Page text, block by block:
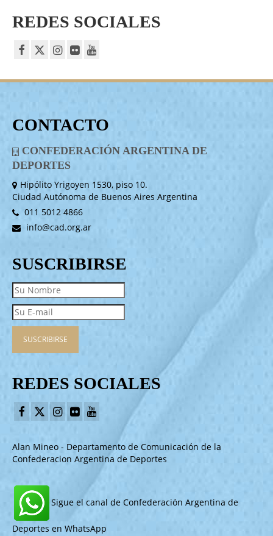
REDES SOCIALES
CONTACTO
CONFEDERACIÓN ARGENTINA DE
DEPORTES
Hipólito Yrigoyen 1530, piso 10.
Ciudad Autónoma de Buenos Aires Argentina
011 5012 4866
info@cad.org.ar
SUSCRIBIRSE
REDES SOCIALES
Alan Mineo - Departamento de Comunicación de la
Confederacion Argentina de Deportes
Sigue el canal de Confederación Argentina de
Deportes en WhatsApp